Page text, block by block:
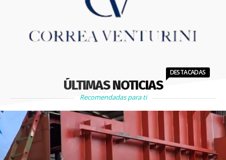
ÚLTIMAS NOTICIAS
DESTACADAS
Recomendadas para ti